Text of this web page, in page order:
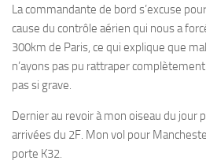
La commandante de bord s’excuse
cause du contrôle aérien qui nous a
300km de Paris, ce qui explique que
n’ayons pas pu rattraper
pas si grave.
Dernier au revoir à mon oiseau du jour
arrivées du 2F. Mon vol pour
porte K32.